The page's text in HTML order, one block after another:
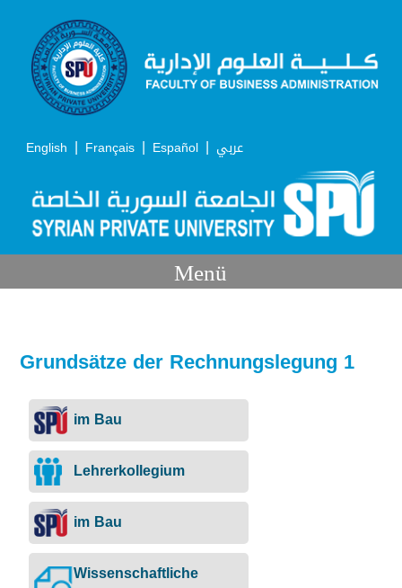
English | Français | Español | عربي
Menü
Grundsätze der Rechnungslegung 1
im Bau
Lehrerkollegium
im Bau
Wissenschaftliche